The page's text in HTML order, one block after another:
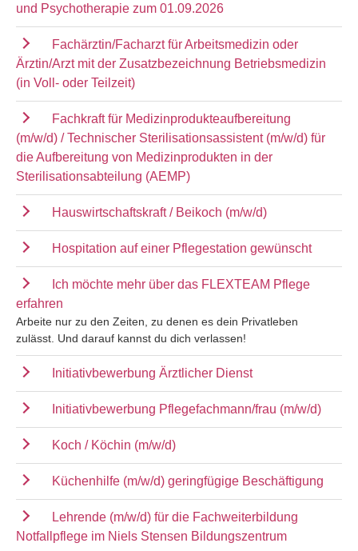
und Psychotherapie zum 01.09.2026
Fachärztin/Facharzt für Arbeitsmedizin oder
Ärztin/Arzt mit der Zusatzbezeichnung Betriebsmedizin
(in Voll- oder Teilzeit)
Fachkraft für Medizinprodukteaufbereitung
(m/w/d) / Technischer Sterilisationsassistent (m/w/d) für
die Aufbereitung von Medizinprodukten in der
Sterilisationsabteilung (AEMP)
Hauswirtschaftskraft / Beikoch (m/w/d)
Hospitation auf einer Pflegestation gewünscht
Ich möchte mehr über das FLEXTEAM Pflege
erfahren
Arbeite nur zu den Zeiten, zu denen es dein Privatleben
zulässt. Und darauf kannst du dich verlassen!
Initiativbewerbung Ärztlicher Dienst
Initiativbewerbung Pflegefachmann/frau (m/w/d)
Koch / Köchin (m/w/d)
Küchenhilfe (m/w/d) geringfügige Beschäftigung
Lehrende (m/w/d) für die Fachweiterbildung
Notfallpflege im Niels Stensen Bildungszentrum